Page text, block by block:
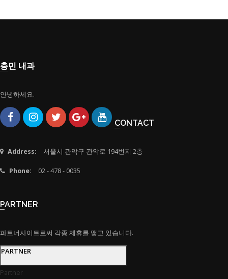
충민 내과
안녕하세요.
CONTACT
Address: 서울시 관악구 관악로 194번지 2층
Phone: 02 - 478 - 0035
PARTNER
파트너사이트로써 각종 제휴를 맺고 있습니다.
PARTNER
Partner